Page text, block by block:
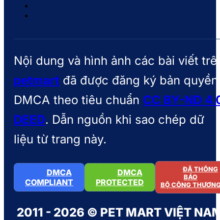
Nội dung và hình ảnh các bài viết
petmart đã được đăng ký bản quyền
DMCA theo tiêu chuẩn CC BY-ND
DEED. Dẫn nguồn khi sao chép dữ
liệu từ trang này.
DMCA
COMPLIANT
DMCA
PROTECTED
ĐÃ THÔNG
BÁO
BỘ CÔNG
2011 - 2026 © PET MART VIỆT